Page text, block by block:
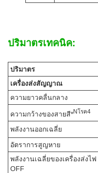
ปริมาตรเทคนิค:
ปริมาตร
เครื่องส่งสัญญาณ
ความยาวคลื่นกลาง
ความกว้างของสายสี*Nโรค4
พลังงานออกเฉลี่ย
อัตราการสูญหาย
พลังงานเฉลี่ยของเครื่องส่งไฟ
OFF